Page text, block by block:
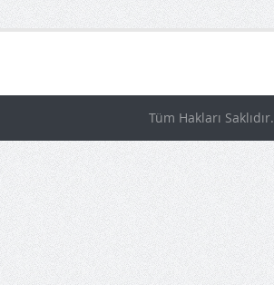
Tüm Hakları Saklıdır.